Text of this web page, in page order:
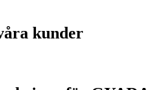
kunder